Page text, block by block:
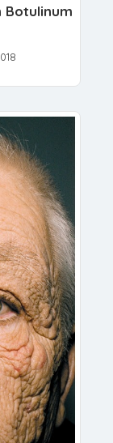
Botulinum